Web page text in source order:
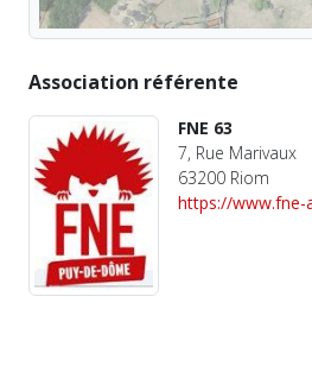
Association référente
FNE 63
7, Rue Marivaux
63200 Riom
https://www.fne-